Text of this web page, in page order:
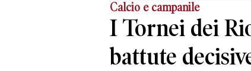
Calcio e campanile
I Tornei dei
battute